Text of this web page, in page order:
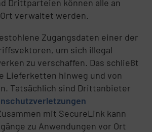
Drittparteien können alle an
verwaltet werden.
Zugangsdaten einer der
um sich illegal
zu verschaffen. Das schließt
Lieferketten hinweg und von
Tatsächlich sind Drittanbieter
mit SecureLink kann
zu Anwendungen vor Ort